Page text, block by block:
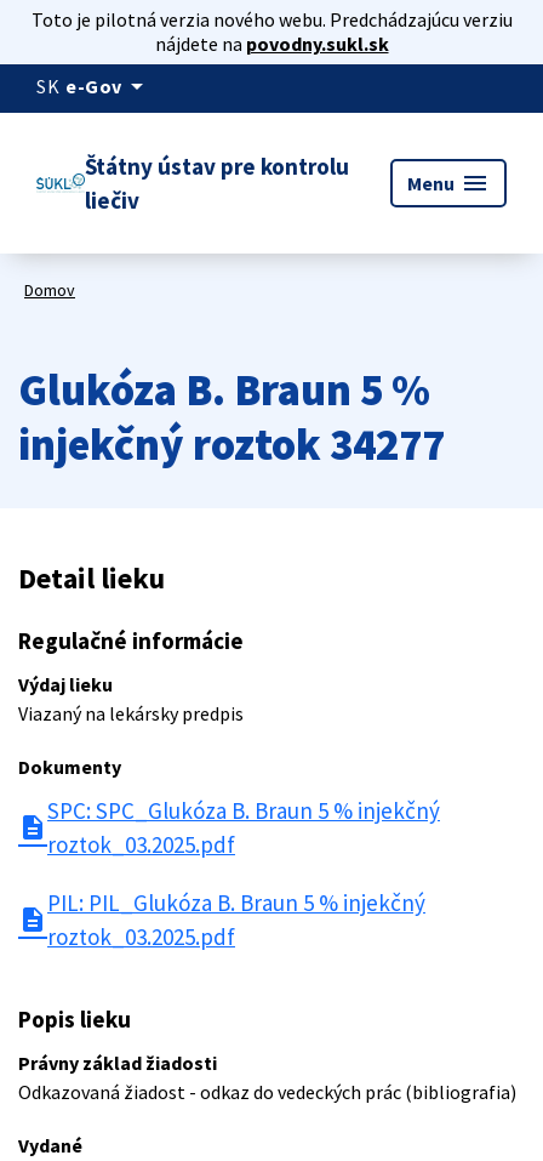
Toto je pilotná verzia nového webu. Predchádzajúcu verziu
nájdete na povodny.sukl.sk
SK e-Gov arrow_drop_down
Štátny ústav pre kontrolu
liečiv
Menu menu
Domov
Glukóza B. Braun 5 %
injekčný roztok 34277
Detail lieku
Regulačné informácie
Výdaj lieku
Viazaný na lekársky predpis
Dokumenty
description
SPC: SPC_Glukóza B. Braun 5 % injekčný
roztok_03.2025.pdf
description
PIL: PIL_Glukóza B. Braun 5 % injekčný
roztok_03.2025.pdf
Popis lieku
Právny základ žiadosti
Odkazovaná žiadost - odkaz do vedeckých prác (bibliografia)
Vydané